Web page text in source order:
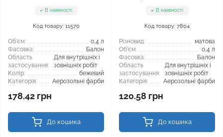
В наявності
Код товару: 11570
Об'єм:
0,4 л
Фасовка:
Балон
Область
застосування:
Для внутрішніх і
зовнішніх робіт
Колір:
бежевий
Категорія:
Аерозольні фарби
178.42 грн
До кошика
В наявності
Код товару: 7804
Різновид:
матова
Об'єм:
0,4 л
Фасовка:
Балон
Область
застосування:
Для внутрішніх і
зовнішніх робіт
Категорія:
Аерозольні фарби
120.58 грн
До кошика